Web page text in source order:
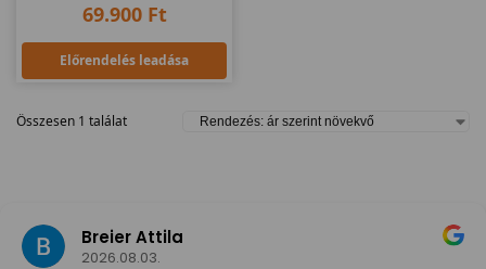
69.900 Ft
Előrendelés leadása
Összesen 1 találat
Breier Attila
2026.08.03.